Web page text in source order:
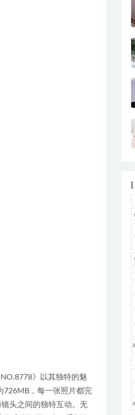
》以其独特的魅
726MB，每一张照片都完
头之间的独特互动。无